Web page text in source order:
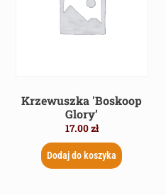
Krzewuszka 'Boskoop
Glory’
17.00zł
Dodaj do koszyka